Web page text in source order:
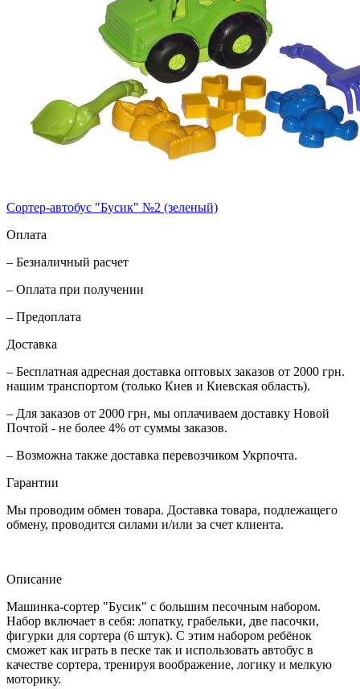
Сортер-автобус "Бусик" №2 (зеленый)
Оплата
– Безналичный расчет
– Оплата при получении
– Предоплата
Доставка
– Бесплатная адресная доставка оптовых заказов от 2000 грн.
нашим транспортом (только Киев и Киевская область).
– Для заказов от 2000 грн, мы оплачиваем доставку Новой
Почтой - не более 4% от суммы заказов.
– Возможна также доставка перевозчиком Укрпочта.
Гарантии
Мы проводим обмен товара. Доставка товара, подлежащего
обмену, проводится силами и/или за счет клиента.
Описание
Машинка-сортер "Бусик" с большим песочным набором.
Набор включает в себя: лопатку, грабельки, две пасочки,
фигурки для сортера (6 штук). С этим набором ребёнок
сможет как играть в песке так и использовать автобус в
качестве сортера, тренируя воображение, логику и мелкую
моторику.